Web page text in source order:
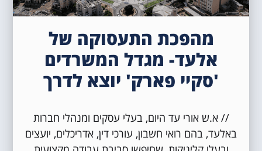
מהפכת התעסוקה של
אלעד- מגדל המשרדים
'סקיי פארק' יוצא לדרך
// א.ש אורי עד היום, בעלי עסקים ומנהלי חברות
באלעד, בהם רואי חשבון, עורכי דין, אדריכלים, יועצים